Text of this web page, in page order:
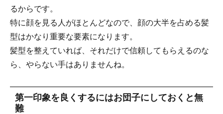
るからです。
特に顔を見る人がほとんどなので、顔の大半を占める髪
型はかなり重要な要素になります。
髪型を整えていれば、それだけで信頼してもらえるのな
ら、やらない手はありませんね。
第一印象を良くするにはお団子にしておくと無
難